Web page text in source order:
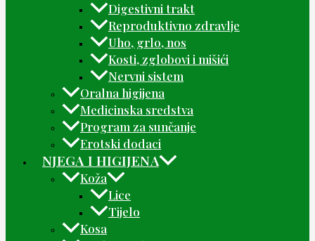
Digestivni trakt
Reproduktivno zdravlje
Uho, grlo, nos
Kosti, zglobovi i mišići
Nervni sistem
Oralna higijena
Medicinska sredstva
Program za sunčanje
Erotski dodaci
NJEGA I HIGIJENA
Koža
Lice
Tijelo
Kosa